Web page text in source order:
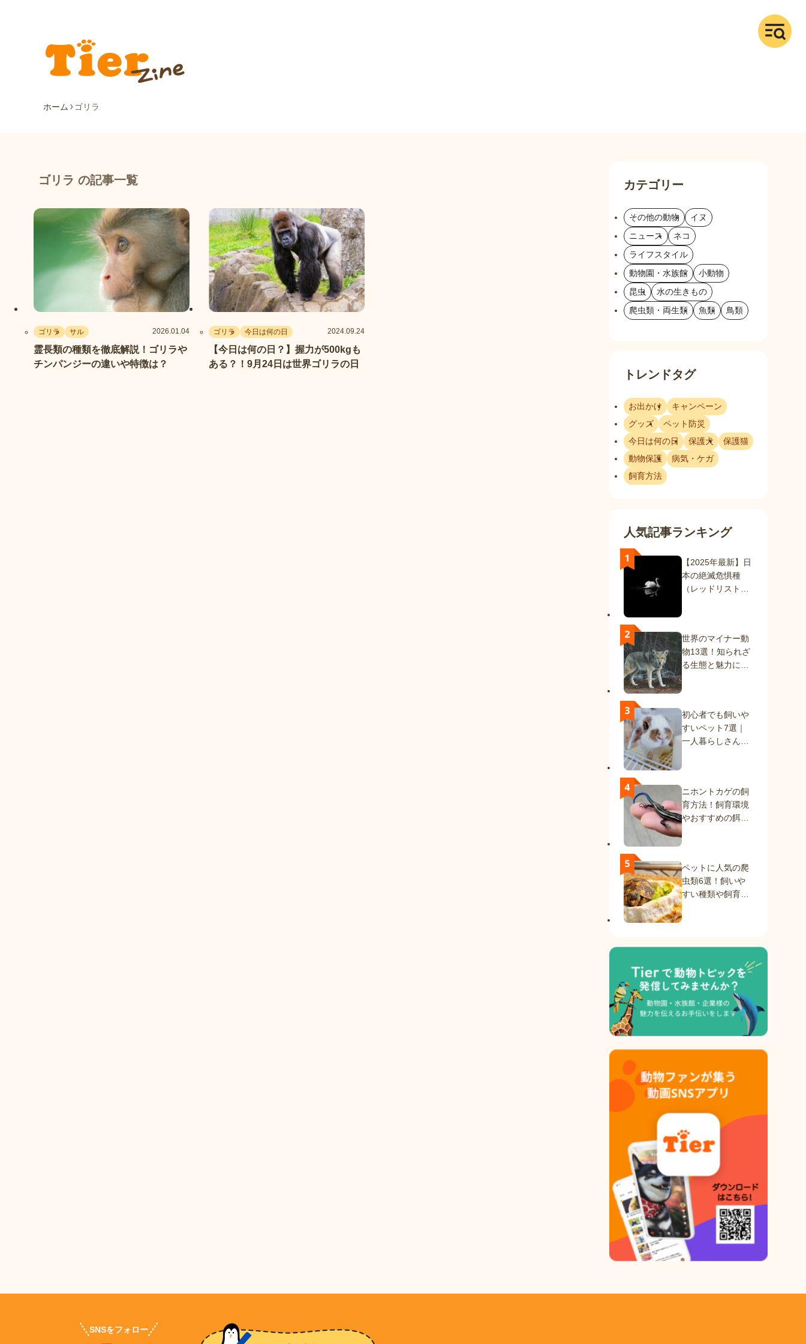
ホーム ゴリラ
ゴリラ の記事一覧
ゴリラ サル 2026.01.04
霊長類の種類を徹底解説！ゴリラや
チンパンジーの違いや特徴は？
ゴリラ 今日は何の日 2024.09.24
【今日は何の日？】握力が500kgも
ある？！9月24日は世界ゴリラの日
カテゴリー
その他の動物
イヌ
ニュース
ネコ
ライフスタイル
動物園・水族館
小動物
昆虫
水の生きもの
爬虫類・両生類
魚類 鳥類
トレンドタグ
お出かけ
キャンペーン
グッズ
ペット防災
今日は何の日
保護犬
保護猫
動物保護
病気・ケガ
飼育方法
人気記事ランキング
【2025年最新】日
本の絶滅危惧種
（レッドリスト）
世界のマイナー動
物13選！知られざ
る生態と魅力に迫
初心者でも飼いや
すいペット7選｜
一人暮らしさんに
ニホントカゲの飼
育方法！飼育環境
やおすすめの餌を
ペットに人気の爬
虫類6選！飼いや
すい種類や飼育方
SNSをフォロー